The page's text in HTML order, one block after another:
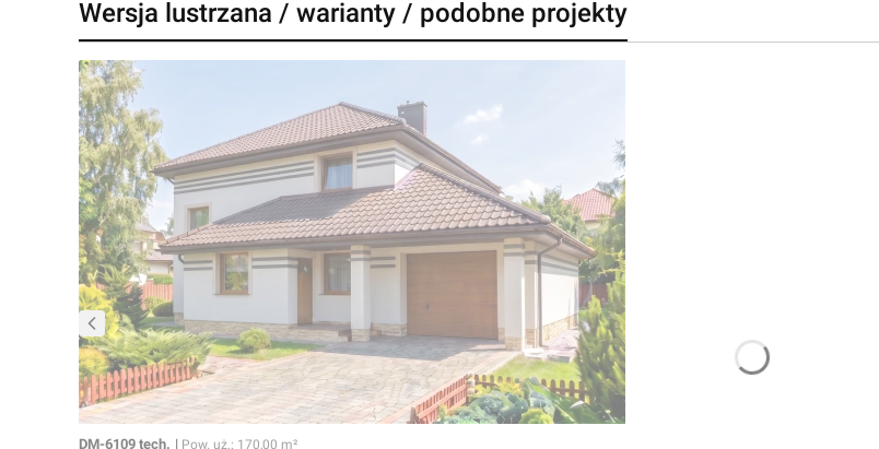
Wersja lustrzana / warianty / podobne projekty
Kod
DM-6109 tech. Powierzchnia użytkowa
Pow. uż.: 170,00 m²